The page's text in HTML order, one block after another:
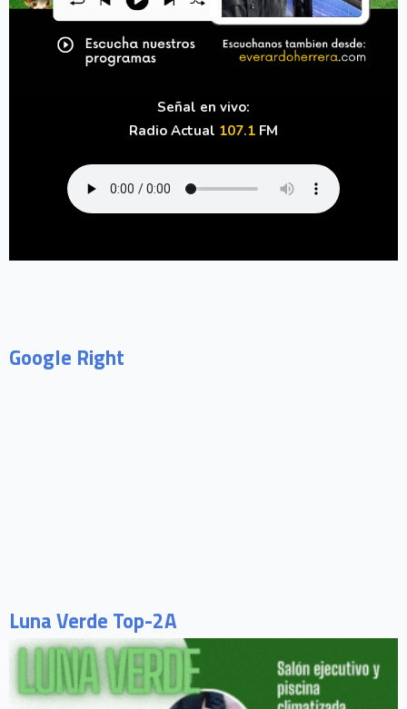
Señal en vivo:
Radio Actual 107.1 FM
Google Right
Luna Verde Top-2A